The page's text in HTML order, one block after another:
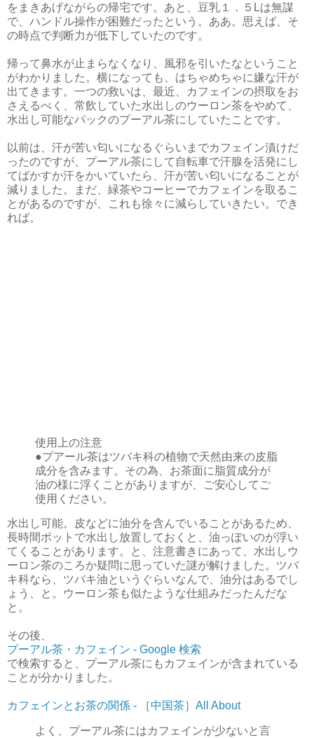
をまきあげながらの帰宅です。あと、豆乳１．５Lは無謀
で、ハンドル操作が困難だったという。ああ。思えば、そ
の時点で判断力が低下していたのです。
帰って鼻水が止まらなくなり、風邪を引いたなということ
がわかりました。横になっても、はちゃめちゃに嫌な汗が
出てきます。一つの救いは、最近、カフェインの摂取をお
さえるべく、常飲していた水出しのウーロン茶をやめて、
水出し可能なパックのプーアル茶にしていたことです。
以前は、汗が苦い匂いになるぐらいまでカフェイン漬けだ
ったのですが、プーアル茶にして自転車で汗腺を活発にし
てばかすか汗をかいていたら、汗が苦い匂いになることが
減りました。まだ、緑茶やコーヒーでカフェインを取るこ
とがあるのですが、これも徐々に減らしていきたい。でき
れば。
使用上の注意
●プアール茶はツバキ科の植物で天然由来の皮脂
成分を含みます。その為、お茶面に脂質成分が
油の様に浮くことがありますが、ご安心してご
使用ください。
水出し可能。皮などに油分を含んでいることがあるため、
長時間ポットで水出し放置しておくと、油っぽいのが浮い
てくることがあります。と、注意書きにあって、水出しウ
ーロン茶のころか疑問に思っていた謎が解けました。ツバ
キ科なら、ツバキ油というぐらいなんで、油分はあるでし
ょう、と。ウーロン茶も似たような仕組みだったんだな
と。
その後、
プーアル茶・カフェイン - Google 検索
で検索すると、プーアル茶にもカフェインが含まれている
ことが分かりました。
カフェインとお茶の関係 - ［中国茶］All About
よく、プーアル茶にはカフェインが少ないと言